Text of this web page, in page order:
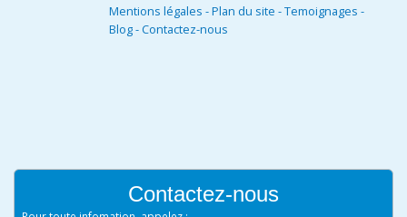
Mentions légales -Plan du site -Temoignages -
Blog-Contactez-nous
Contactez-nous